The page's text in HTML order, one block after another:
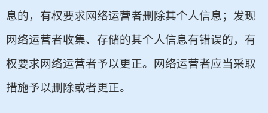
息的，有权要求网络运营者删除其个人信息；发现
网络运营者收集、存储的其个人信息有错误的，有
权要求网络运营者予以更正。网络运营者应当采取
措施予以删除或者更正。